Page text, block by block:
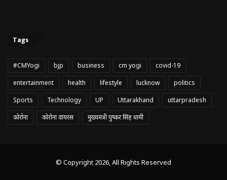
Tags
#CMYogi bjp business cm yogi
covid-19
entertainment
health lifestyle lucknow
politics
Sports
Technology UP Uttarakhand
uttarpradesh
कोरोना
कोरोना वायरस मुख्यमंत्री पुष्कर सिंह धामी
© Copyright 2026, All Rights Reserved